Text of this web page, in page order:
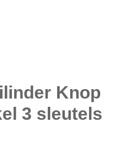
Knop
3 sleutels